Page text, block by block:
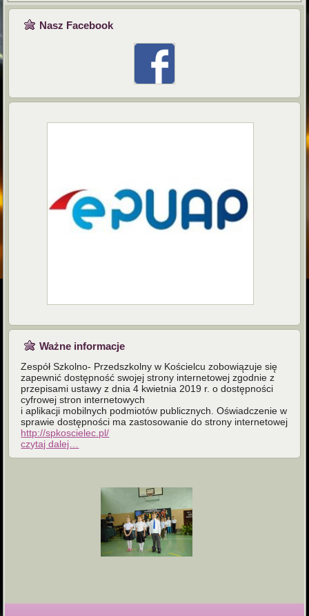
Nasz Facebook
Ważne informacje
Zespół Szkolno- Przedszkolny w Kościelcu zobowiązuje się
zapewnić dostępność swojej strony internetowej zgodnie z
przepisami ustawy z dnia 4 kwietnia 2019 r. o dostępności
cyfrowej stron internetowych
i aplikacji mobilnych podmiotów publicznych. Oświadczenie w
sprawie dostępności ma zastosowanie do strony internetowej
http://spkoscielec.pl/
czytaj dalej…